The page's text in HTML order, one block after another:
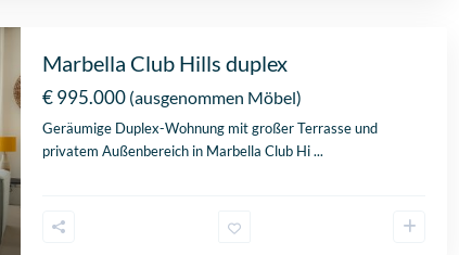
Marbella Club Hills duplex
€ 995.000 (ausgenommen Möbel)
Geräumige Duplex-Wohnung mit großer Terrasse und
privatem Außenbereich in Marbella Club Hi...